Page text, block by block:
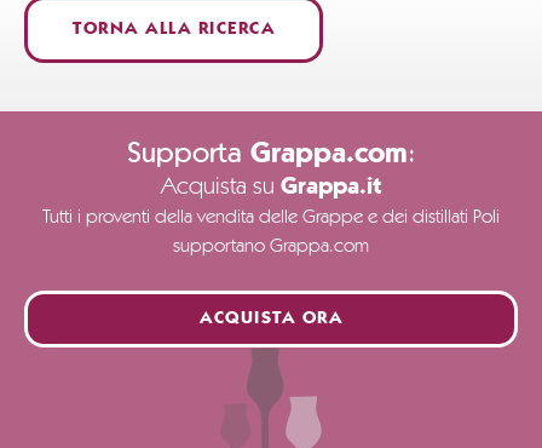
TORNA ALLA RICERCA
Supporta Grappa.com:
Acquista su Grappa.it
Tutti i proventi della vendita delle Grappe e dei distillati Poli
supportano Grappa.com
ACQUISTA ORA